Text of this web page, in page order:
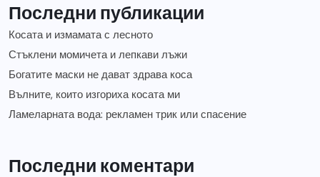
Последни публикации
Косата и измамата с лесното
Стъклени момичета и лепкави лъжи
Богатите маски не дават здрава коса
Вълните, които изгориха косата ми
Ламеларната вода: рекламен трик или спасение
Последни коментари